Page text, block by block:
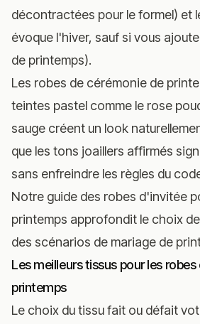
décontractées pour le formel) et
évoque l'hiver, sauf si vous
de printemps).
Les robes de cérémonie de
teintes pastel comme le rose
sauge créent un look
que les tons joaillers affirmés
sans enfreindre les règles du
Notre guide des robes d'invitée
printemps approfondit le choix
des scénarios de mariage de
Les meilleurs tissus pour les
printemps
Le choix du tissu fait ou défait